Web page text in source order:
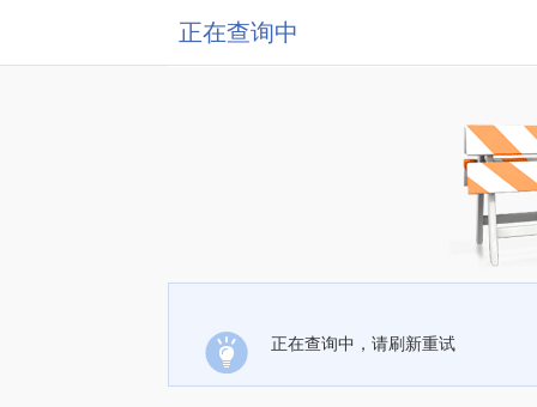
正在查询中
正在查询中，请刷新重试